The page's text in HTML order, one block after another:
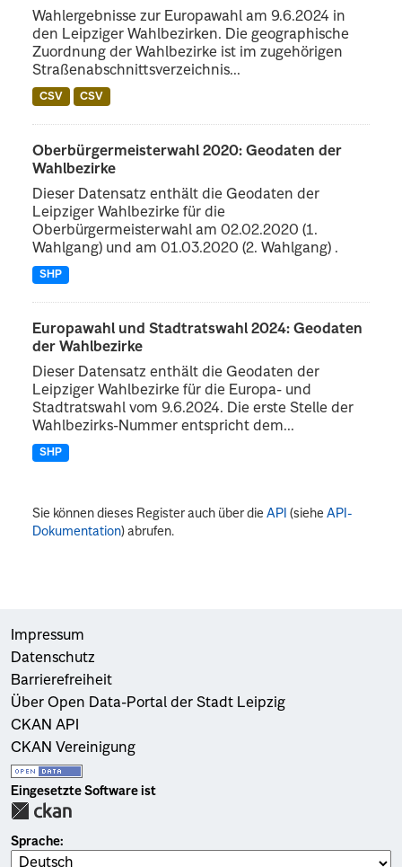
Wahlergebnisse zur Europawahl am 9.6.2024 in
den Leipziger Wahlbezirken. Die geographische
Zuordnung der Wahlbezirke ist im zugehörigen
Straßenabschnittsverzeichnis...
CSV CSV
Oberbürgermeisterwahl 2020: Geodaten der
Wahlbezirke
Dieser Datensatz enthält die Geodaten der
Leipziger Wahlbezirke für die
Oberbürgermeisterwahl am 02.02.2020 (1.
Wahlgang) und am 01.03.2020 (2. Wahlgang) .
SHP
Europawahl und Stadtratswahl 2024: Geodaten
der Wahlbezirke
Dieser Datensatz enthält die Geodaten der
Leipziger Wahlbezirke für die Europa- und
Stadtratswahl vom 9.6.2024. Die erste Stelle der
Wahlbezirks-Nummer entspricht dem...
SHP
Sie können dieses Register auch über dieAPI (sieheAPI-
Dokumentation) abrufen.
Impressum
Datenschutz
Barrierefreiheit
Über Open Data-Portal der Stadt Leipzig
CKAN API
CKAN Vereinigung
Eingesetzte Software ist
Sprache